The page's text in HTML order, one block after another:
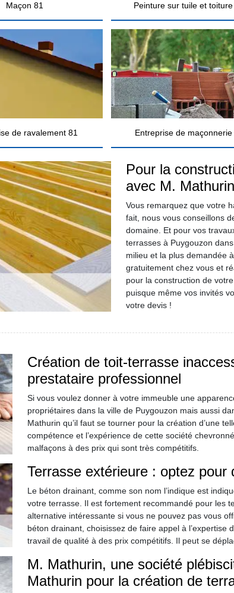
Maçon 81 Peinture sur tuile et toiture
de ravalement 81 Entreprise de maçonnerie
Pour la
avec M.
Vous remarquez que votre
fait, nous vous conseillons
domaine. Et pour vos
terrasses à Puygouzon
milieu et la plus demandée
gratuitement chez vous et
pour la construction de
puisque même vos invités
votre devis !
Création de toit-terrasse
prestataire professionnel
Si vous voulez donner à votre immeuble une
propriétaires dans la ville de Puygouzon mais aussi
Mathurin qu’il faut se tourner pour la création d’une
compétence et l’expérience de cette société
malfaçons à des prix qui sont très compétitifs.
Terrasse extérieure : optez pour
Le béton drainant, comme son nom l’indique est
votre terrasse. Il est fortement recommandé pour les
alternative intéressante si vous ne pouvez pas vous
béton drainant, choisissez de faire appel à
travail de qualité à des prix compétitifs. Il peut se
M. Mathurin, une société
Mathurin pour la création de